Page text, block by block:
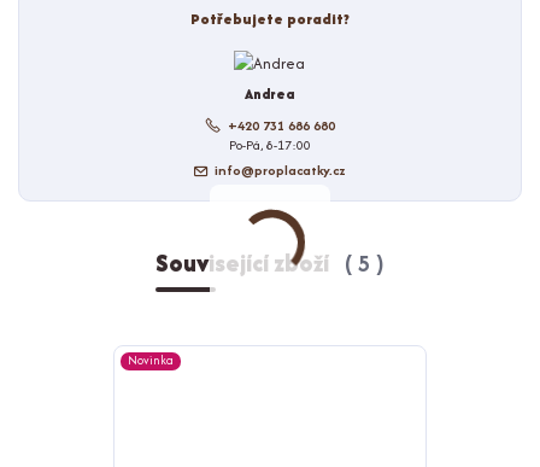
Potřebujete poradit?
Andrea
+420 731 686 680
Po-Pá, 8-17:00
info@proplacatky.cz
Související zboží 5
Novinka